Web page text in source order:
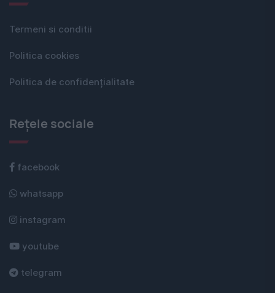
Termeni si conditii
Politica cookies
Politica de confidențialitate
Rețele sociale
facebook
whatsapp
instagram
youtube
telegram